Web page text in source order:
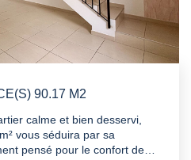
90.17 M2
calme et bien desservi,
vous séduira par sa
pensé pour le confort de